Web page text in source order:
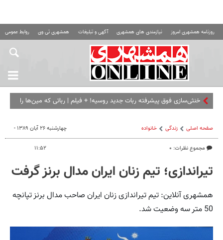
روزنامه همشهری امروز نیازمندی های همشهری آگهی و تبلیغات همشهری تی وی روابط عمومی
خنثی‌سازی فوق پیشرفته ربات جدید روسیه! + فیلم | رباتی که مین‌ها را
صفحه اصلی زندگی خانواده
مجموع نظرات: ۰
چهارشنبه ۲۶ آبان ۱۳۸۹ -
۱۱:۵۲
تیراندازی؛ تیم زنان ایران مدال برنز گرفت
همشهری آنلاین: تیم تیراندازی زنان ایران صاحب مدال برنز تپانچه
50 متر سه وضعیت شد.